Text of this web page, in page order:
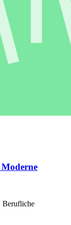
Berufliche